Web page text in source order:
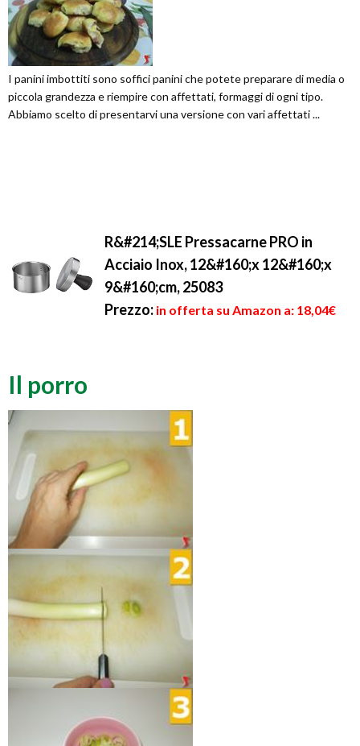
I panini imbottiti sono soffici panini che potete preparare di media o
piccola grandezza e riempire con affettati, formaggi di ogni tipo.
Abbiamo scelto di presentarvi una versione con vari affettati ...
R&#214;SLE Pressacarne PRO in
Acciaio Inox, 12&#160;x 12&#160;x
9&#160;cm, 25083
Prezzo: in offerta su Amazon a: 18,04€
Il porro